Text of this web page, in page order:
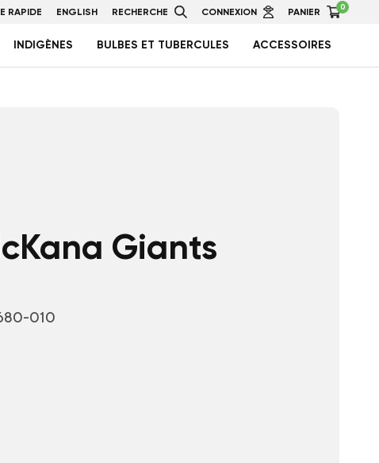
RAPIDE ENGLISH RECHERCHE CONNEXION PANIER 0
INDIGÈNES BULBES ET TUBERCULES ACCESSOIRES
Giants
010